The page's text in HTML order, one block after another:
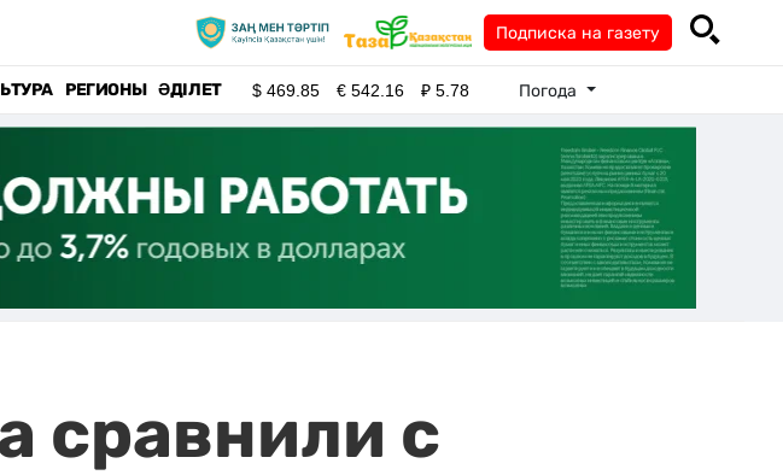
Подписка на газету
РЕГИОНЫ ӘДІЛЕТ $469.85 €542.16 ₽5.78 Погода
сравнили с